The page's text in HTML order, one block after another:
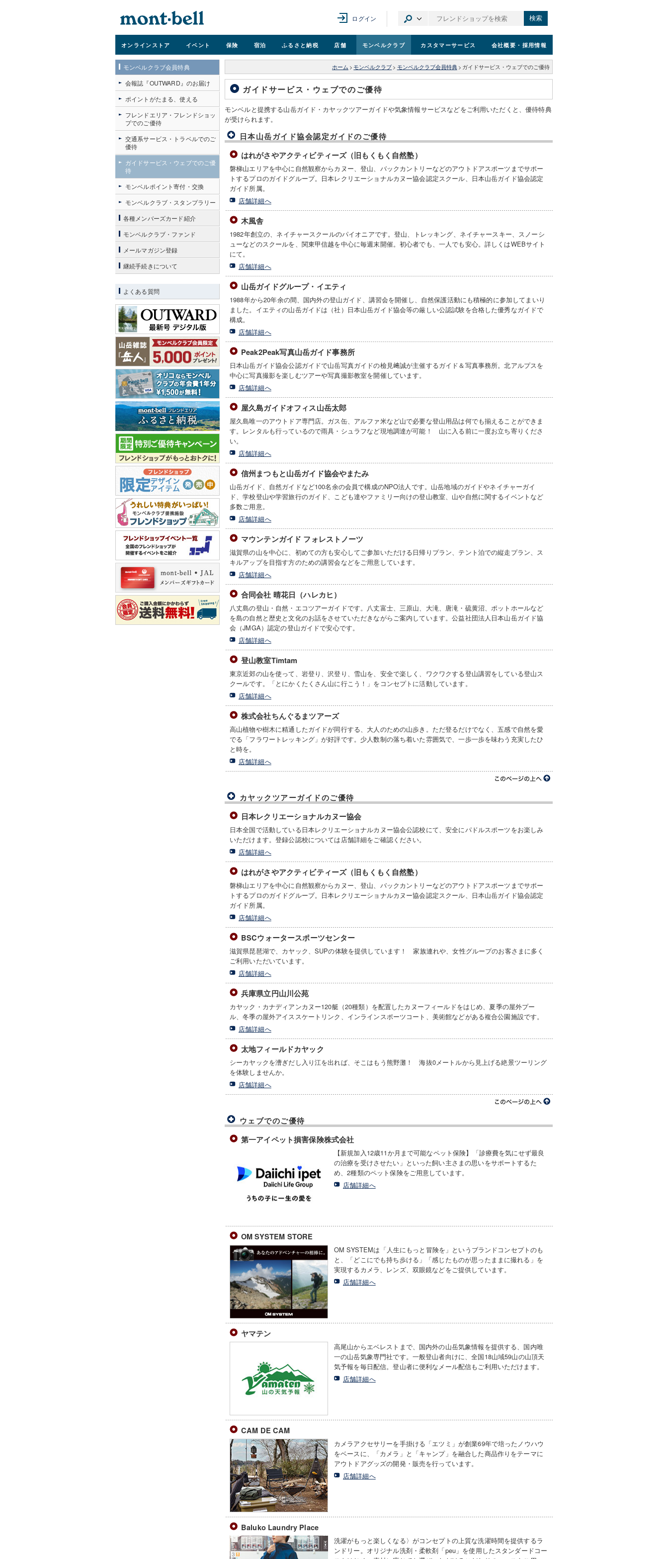
ログイン 検索
オンラインストア イベント 保険 宿泊 ふるさと納税 店舗 モンベルクラブ カスタマーサービス 会社概要 ・採用情報
ホーム > モンベルクラブ > モンベルクラブ会員特典 > ガイドサービス・ウェブでのご優待
ガイドサービス・ウェブでのご優待
モンベルと提携する山岳ガイド・カヤックツアーガイドや気象情報サービスなどをご利用いただくと、優待特典
が受けられます。
日本山岳ガイド協会認定ガイドのご優待
はれがさやアクティビティーズ（旧もくもく自然塾）
磐梯山エリアを中心に自然観察からカヌー、登山、バックカントリーなどのアウトドアスポーツまでサポー
トするプロのガイドグループ。日本レクリエーショナルカヌー協会認定スクール、日本山岳ガイド協会認定
ガイド所属。
店舗詳細へ
木風舎
1982年創立の、ネイチャースクールのパイオニアです。登山、トレッキング、ネイチャースキー、スノーシ
ューなどのスクールを、関東甲信越を中心に毎週末開催。初心者でも、一人でも安心。詳しくはWEBサイト
にて。
店舗詳細へ
山岳ガイドグループ・イエティ
1988年から20年余の間、国内外の登山ガイド、講習会を開催し、自然保護活動にも積極的に参加してまいり
ました。イエティの山岳ガイドは（社）日本山岳ガイド協会等の厳しい公認試験を合格した優秀なガイドで
構成。
店舗詳細へ
Peak2Peak写真山岳ガイド事務所
日本山岳ガイド協会公認ガイドで山岳写真ガイドの檢見﨑誠が主催するガイド＆写真事務所。北アルプスを
中心に写真撮影を楽しむツアーや写真撮影教室を開催しています。
店舗詳細へ
屋久島ガイドオフィス山岳太郎
屋久島唯一のアウトドア専門店。ガス缶、アルファ米など山で必要な登山用品は何でも揃えることができま
す。レンタルも行っているので雨具・シュラフなど現地調達が可能！ 山に入る前に一度お立ち寄りくださ
い。
店舗詳細へ
信州まつもと山岳ガイド協会やまたみ
山岳ガイド、自然ガイドなど100名余の会員で構成のNPO法人です。山岳地域のガイドやネイチャーガイ
ド、学校登山や学習旅行のガイド、こども達やファミリー向けの登山教室、山や自然に関するイベントなど
多数ご用意。
店舗詳細へ
マウンテンガイド フォレストノーツ
滋賀県の山を中心に、初めての方も安心してご参加いただける日帰りプラン、テント泊での縦走プラン、ス
キルアップを目指す方のための講習会などをご用意しています。
店舗詳細へ
合同会社 晴花日（ハレカヒ）
八丈島の登山・自然・エコツアーガイドです。八丈富士、三原山、大滝、唐滝・硫黄沼、ポットホールなど
を島の自然と歴史と文化のお話をさせていただきながらご案内しています。公益社団法人日本山岳ガイド協
会（JMGA）認定の登山ガイドで安心です。
店舗詳細へ
登山教室Timtam
東京近郊の山を使って、岩登り、沢登り、雪山を、安全で楽しく、ワクワクする登山講習をしている登山ス
クールです。「とにかくたくさん山に行こう！」をコンセプトに活動しています。
店舗詳細へ
株式会社ちんぐるまツアーズ
高山植物や樹木に精通したガイドが同行する、大人のための山歩き。ただ登るだけでなく、五感で自然を愛
でる「フラワートレッキング」が好評です。少人数制の落ち着いた雰囲気で、一歩一歩を味わう充実したひ
と時を。
店舗詳細へ
カヤックツアーガイドのご優待
日本レクリエーショナルカヌー協会
日本全国で活動している日本レクリエーショナルカヌー協会公認校にて、安全にパドルスポーツをお楽しみ
いただけます。登録公認校については店舗詳細をご確認ください。
店舗詳細へ
はれがさやアクティビティーズ（旧もくもく自然塾）
磐梯山エリアを中心に自然観察からカヌー、登山、バックカントリーなどのアウトドアスポーツまでサポー
トするプロのガイドグループ。日本レクリエーショナルカヌー協会認定スクール、日本山岳ガイド協会認定
ガイド所属。
店舗詳細へ
BSCウォータースポーツセンター
滋賀県琵琶湖で、カヤック、SUPの体験を提供しています！ 家族連れや、女性グループのお客さまに多く
ご利用いただいています。
店舗詳細へ
兵庫県立円山川公苑
カヤック・カナディアンカヌー120艇（20種類）を配置したカヌーフィールドをはじめ、夏季の屋外プー
ル、冬季の屋外アイススケートリンク、インラインスポーツコート、美術館などがある複合公園施設です。
店舗詳細へ
太地フィールドカヤック
シーカヤックを漕ぎだし入り江を出れば、そこはもう熊野灘！ 海抜0メートルから見上げる絶景ツーリング
を体験しませんか。
店舗詳細へ
ウェブでのご優待
第一アイペット損害保険株式会社
【新規加入12歳11か月まで可能なペット保険】「診療費を気にせず最良
の治療を受けさせたい」といった飼い主さまの思いをサポートするた
め、2種類のペット保険をご用意しています。
店舗詳細へ
OM SYSTEM STORE
OM SYSTEMは「人生にもっと冒険を」というブランドコンセプトのも
と、「どこにでも持ち歩ける」「感じたものが思ったままに撮れる」を
実現するカメラ、レンズ、双眼鏡などをご提供しています。
店舗詳細へ
ヤマテン
高尾山からエベレストまで、国内外の山岳気象情報を提供する、国内唯
一の山岳気象専門社です。一般登山者向けに、全国18山域59山の山頂天
気予報を毎日配信。登山者に便利なメール配信もご利用いただけます。
店舗詳細へ
CAM DE CAM
カメラアクセサリーを手掛ける「エツミ」が創業69年で培ったノウハウ
をベースに、「カメラ」と「キャンプ」を融合した商品作りをテーマに
アウトドアグッズの開発・販売を行っています。
店舗詳細へ
Baluko Laundry Place
洗濯がもっと楽しくなる〉がコンセプトの上質な洗濯時間を提供するラ
ンドリー。オリジナル洗剤・柔軟剤「peu」を使用したスタンダードコー
モンベルクラブ会員特典
会報誌『OUTWARD』のお届け
ポイントがたまる、使える
フレンドエリア・フレンドショッ
プでのご優待
交通系サービス・トラベルでのご
優待
ガイドサービス・ウェブでのご優
待
モンベルポイント寄付・交換
モンベルクラブ・スタンプラリー
各種メンバーズカード紹介
モンベルクラブ・ファンド
メールマガジン登録
継続手続きについて
よくある質問